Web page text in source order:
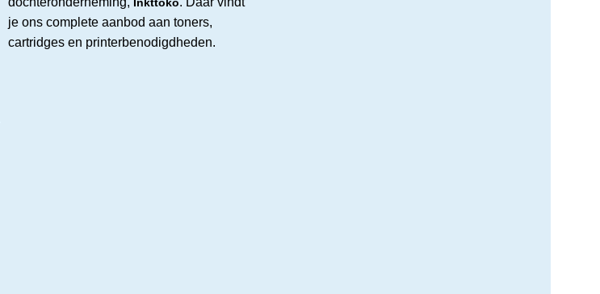
je ons complete aanbod aan toners,
cartridges en printerbenodigdheden.